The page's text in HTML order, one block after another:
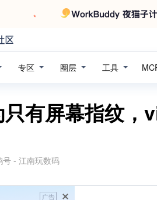
专区 圈层 工具
只有屏幕指纹，
号 - 江南玩数码
广告